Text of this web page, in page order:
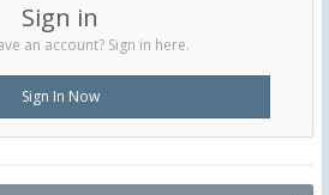
Sign in
an account? Sign in here.
Sign In Now